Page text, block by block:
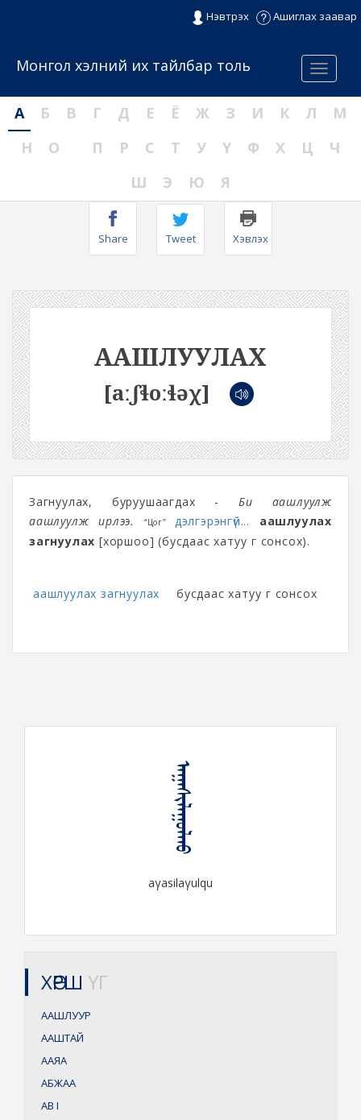
Нэвтрэх Ашиглах заавар
Menu
Монгол хэлний их тайлбар толь
А Б В Г Д Е Ё Ж З И К Л
М
Н
О П Р С Т У Ү Ф Х Ц
Ч
Ш
Э Ю Я
Share Tweet Хэвлэх
ААШЛУУЛАХ
[aːʃɬoːɬəχ]
Загнуулах, буруушаагдах -Би аашлуулж
аашлуулж ирлээ.
“Цог” дэлгэрэнгүй...
аашлуулах
загнуулах [хоршоо] (бусдаас хатуу үг сонсох).
аашлуулах загнуулах бусдаас хатуу үг сонсох
ᠠᠭᠠᠰᠢᠯᠠᠭᠤᠯᠬᠤ
aγasilaγulqu
ХӨРШ ҮГ
ААШЛУУР
ААШТАЙ
ААЯА
АБЖАА
АВ I